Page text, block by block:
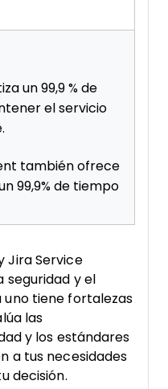
un 99,9 % de
el servicio
también ofrece
99,9% de tiempo
Jira Service
seguridad y el
tiene fortalezas
las
y los estándares
a tus necesidades
decisión.